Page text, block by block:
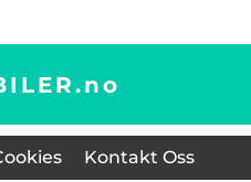
no
Kontakt Oss